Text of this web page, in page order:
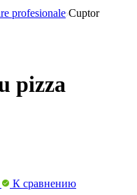
profesionale Cuptor
pizza
К сравнению